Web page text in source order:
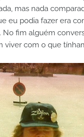
mas nada
eu podia fazer era
No fim alguém
viver com o que